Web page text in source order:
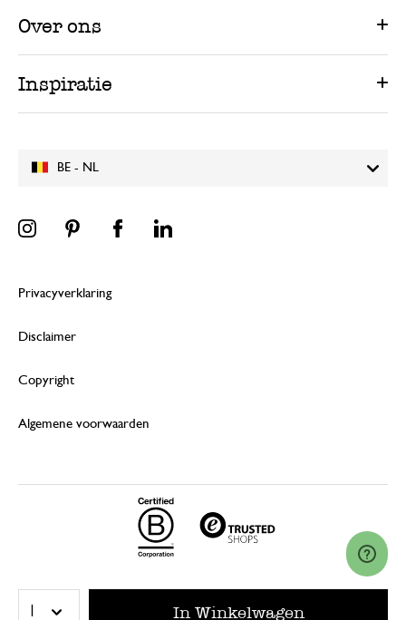
In Winkelwagen
BE - NL
Over ons
Inspiratie
Privacyverklaring
Disclaimer
Copyright
Algemene voorwaarden
© 2026 Dille & Kamille (Nederland) B.V.